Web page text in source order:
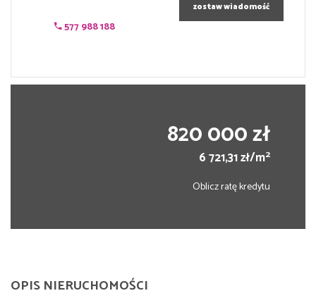
577 988 188
zostaw wiadomość
820 000 zł
6 721,31 zł/m2
Oblicz ratę kredytu
OPIS NIERUCHOMOŚCI